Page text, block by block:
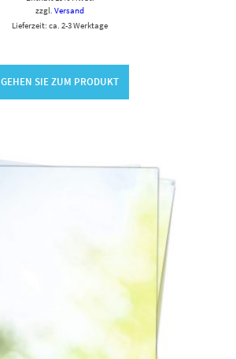
zzgl. Versand
Lieferzeit: ca. 2-3 Werktage
GEHEN SIE ZUM PRODUKT